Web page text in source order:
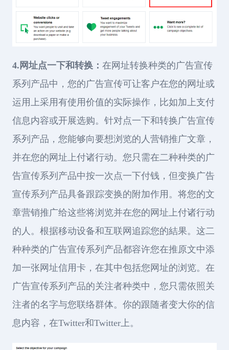
4.网址点一下和转换： 在网址转换种类的广告宣传
系列产品中，您的广告宣传可让客户在您的网址或
运用上采用有使用价值的实际操作，比如加上支付
信息内容或开展选购。针对点一下和转换广告宣传
系列产品，您能够向要想浏览的人营销推广文章，
并在您的网址上付诸行动。您只需在二种种类的广
告宣传系列产品中按一次点一下付钱，但变换广告
宣传系列产品具备跟踪变换的附加作用。将您的文
章营销推广给这些将浏览并在您的网址上付诸行动
的人。根据移动设备和互联网追踪您的結果。这二
种种类的广告宣传系列产品都容许您在推原文中添
加一张网址信用卡，在其中包括您网址的浏览。在
广告宣传系列产品的关注者种类中，您只需依照关
注者的名字与您联络群体。你的跟随者变大你的信
息内容，在Twitter和Twitter上。